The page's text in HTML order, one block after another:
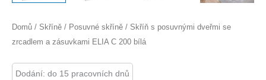
Domů / Skříně / Posuvné skříně / Skříň s posuvnými dveřmi se
zrcadlem a zásuvkami ELIA C 200 bílá
Dodání: do 15 pracovních dnů